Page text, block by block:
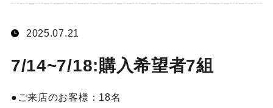
2025.07.21
7/14~7/18:購入希望者7組
ご来店のお客様： 18名